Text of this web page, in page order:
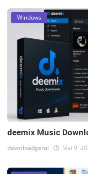
Windows
deemix Music
downloadgeral Mai 9,